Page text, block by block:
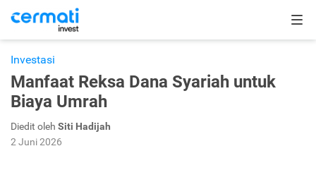
Investasi
Manfaat Reksa Dana Syariah untuk
Biaya Umrah
Diedit oleh Siti Hadijah
2 Juni 2026